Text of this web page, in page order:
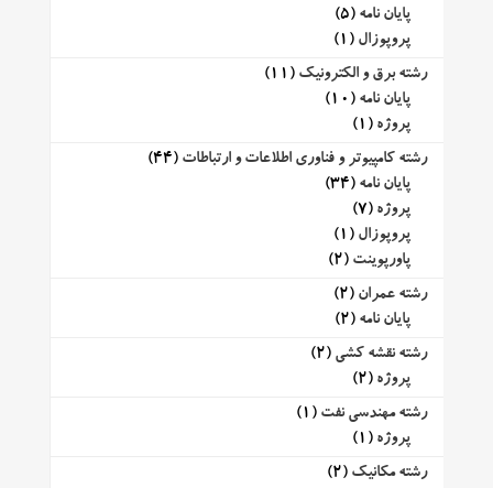
پایان نامه (5)
پروپوزال (1)
رشته برق و الکترونیک (11)
پایان نامه (10)
پروژه (1)
رشته کامپیوتر و فناوری اطلاعات و ارتباطات (44)
پایان نامه (34)
پروژه (7)
پروپوزال (1)
پاورپوینت (2)
رشته عمران (2)
پایان نامه (2)
رشته نقشه کشی (2)
پروژه (2)
رشته مهندسی نفت (1)
پروژه (1)
رشته مکانیک (2)